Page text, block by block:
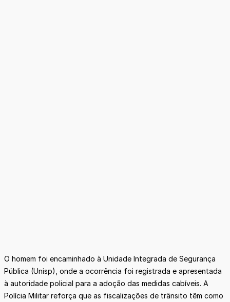
O homem foi encaminhado à Unidade Integrada de Segurança
Pública (Unisp), onde a ocorrência foi registrada e apresentada
à autoridade policial para a adoção das medidas cabíveis. A
Polícia Militar reforça que as fiscalizações de trânsito têm como